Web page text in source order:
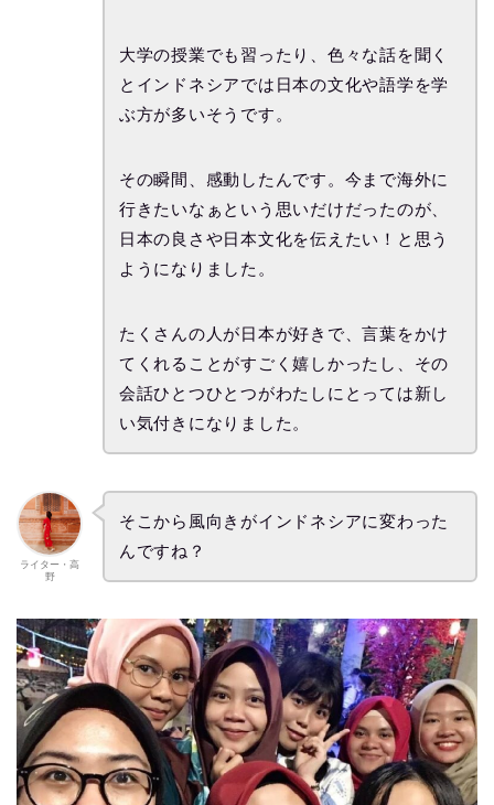
大学の授業でも習ったり、色々な話を聞く
とインドネシアでは日本の文化や語学を学
ぶ方が多いそうです。
その瞬間、感動したんです。今まで海外に
行きたいなぁという思いだけだったのが、
日本の良さや日本文化を伝えたい！と思う
ようになりました。
たくさんの人が日本が好きで、言葉をかけ
てくれることがすごく嬉しかったし、その
会話ひとつひとつがわたしにとっては新し
い気付きになりました。
ライター・高
野
そこから風向きがインドネシアに変わった
んですね？